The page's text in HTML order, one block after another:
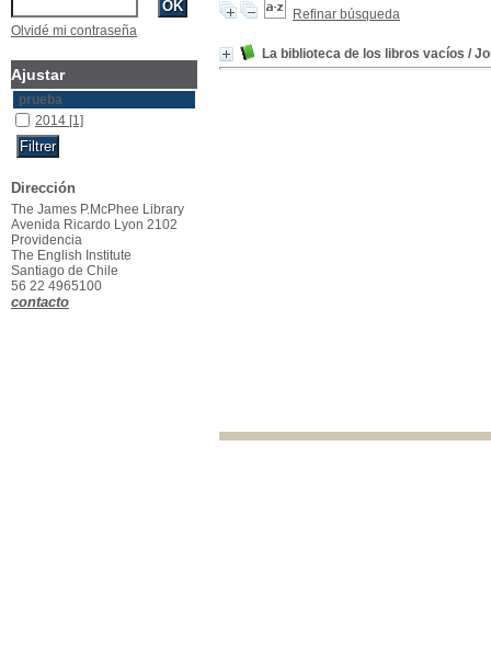
Refinar búsqueda
La biblioteca de los libros vacíos /
Olvidé mi contraseña
Ajustar
prueba
2014 [1]
Dirección
The James P.McPhee Library
Avenida Ricardo Lyon 2102
Providencia
The English Institute
Santiago de Chile
56 22 4965100
contacto